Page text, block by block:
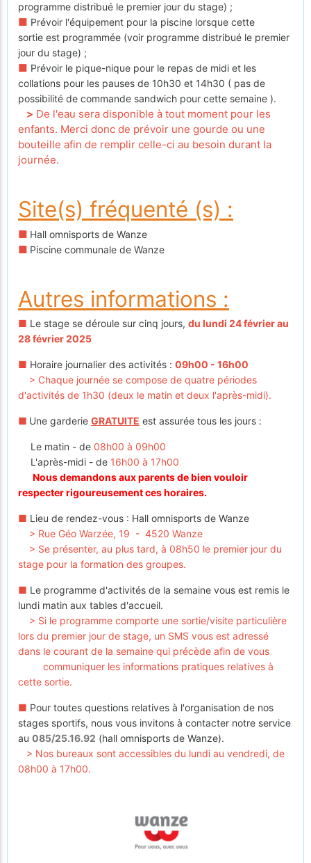
programme distribué le premier jour du stage) ;
■ Prévoir l'équipement pour la piscine lorsque cette
sortie est programmée (voir programme distribué le premier
jour du stage) ;
■ Prévoir le pique-nique pour le repas de midi et les
collations pour les pauses de 10h30 et 14h30 ( pas de
possibilité de commande sandwich pour cette semaine ).
> De l'eau sera disponible à tout moment pour les
enfants. Merci donc de prévoir une gourde ou une
bouteille afin de remplir celle-ci au besoin durant la
journée.
Site(s) fréquenté (s) :
■ Hall omnisports de Wanze
■ Piscine communale de Wanze
Autres informations :
■ Le stage se déroule sur cinq jours, du lundi 24 février au
28 février 2025
■ Horaire journalier des activités : 09h00 - 16h00
> Chaque journée se compose de quatre périodes
d'activités de 1h30 (deux le matin et deux l'après-midi).
■ Une garderie GRATUITE est assurée tous les jours :
Le matin - de 08h00 à 09h00
L'après-midi - de 16h00 à 17h00
Nous demandons aux parents de bien vouloir
respecter rigoureusement ces horaires.
■ Lieu de rendez-vous : Hall omnisports de Wanze
> Rue Géo Warzée, 19 - 4520 Wanze
> Se présenter, au plus tard, à 08h50 le premier jour du
stage pour la formation des groupes.
■ Le programme d'activités de la semaine vous est remis le
lundi matin aux tables d'accueil.
> Si le programme comporte une sortie/visite particulière
lors du premier jour de stage, un SMS vous est adressé
dans le courant de la semaine qui précède afin de vous
communiquer les informations pratiques relatives à
cette sortie.
■ Pour toutes questions relatives à l'organisation de nos
stages sportifs, nous vous invitons à contacter notre service
au 085/25.16.92 (hall omnisports de Wanze).
> Nos bureaux sont accessibles du lundi au vendredi, de
08h00 à 17h00.